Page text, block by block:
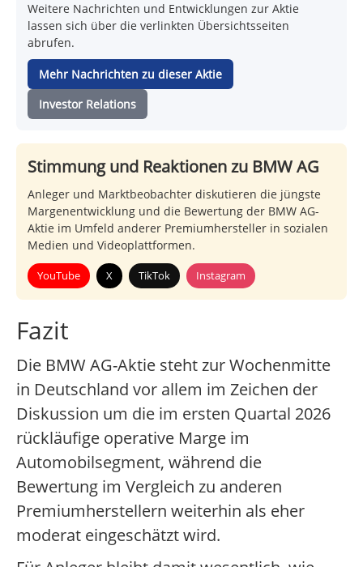
Weitere Nachrichten und Entwicklungen zur Aktie
lassen sich über die verlinkten Übersichtsseiten
abrufen.
Mehr Nachrichten zu dieser Aktie
Investor Relations
Stimmung und Reaktionen zu BMW AG
Anleger und Marktbeobachter diskutieren die jüngste
Margenentwicklung und die Bewertung der BMW AG-
Aktie im Umfeld anderer Premiumhersteller in sozialen
Medien und Videoplattformen.
YouTube X TikTok Instagram
Fazit
Die BMW AG-Aktie steht zur Wochenmitte
in Deutschland vor allem im Zeichen der
Diskussion um die im ersten Quartal 2026
rückläufige operative Marge im
Automobilsegment, während die
Bewertung im Vergleich zu anderen
Premiumherstellern weiterhin als eher
moderat eingeschätzt wird.